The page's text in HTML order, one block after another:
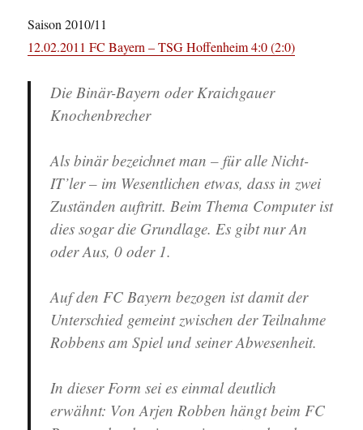
Saison 2010/11
12.02.2011 FC Bayern – TSG Hoffenheim 4:0 (2:0)
Die Binär-Bayern oder Kraichgauer
Knochenbrecher
Als binär bezeichnet man – für alle Nicht-
IT’ler – im Wesentlichen etwas, dass in zwei
Zuständen auftritt. Beim Thema Computer ist
dies sogar die Grundlage. Es gibt nur An
oder Aus, 0 oder 1.
Auf den FC Bayern bezogen ist damit der
Unterschied gemeint zwischen der Teilnahme
Robbens am Spiel und seiner Abwesenheit.
In dieser Form sei es einmal deutlich
erwähnt: Von Arjen Robben hängt beim FC